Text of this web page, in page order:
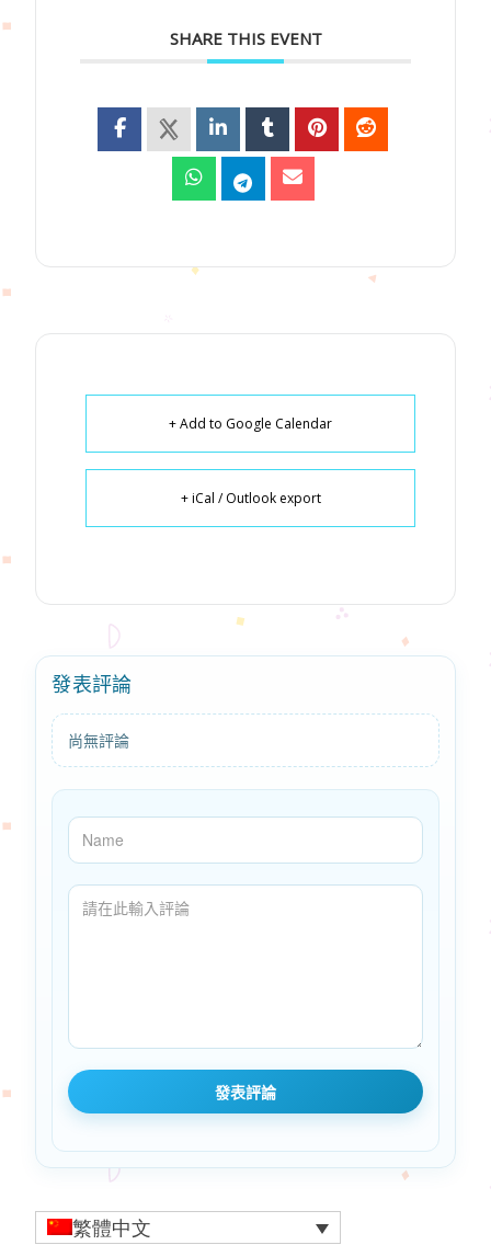
SHARE THIS EVENT
+ Add to Google Calendar
+ iCal / Outlook export
發表評論
尚無評論
繁體中文